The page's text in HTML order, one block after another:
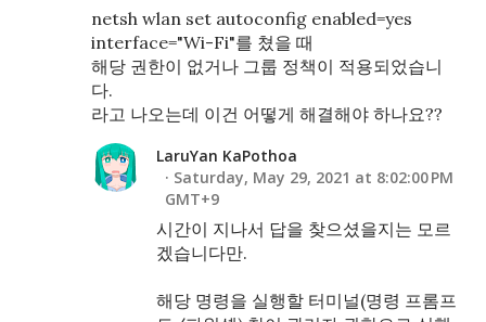
netsh wlan set autoconfig enabled=yes
interface="Wi-Fi"를 쳤을 때
해당 권한이 없거나 그룹 정책이 적용되었습니
다.
라고 나오는데 이건 어떻게 해결해야 하나요??
LaruYan KaPothoa
Saturday, May 29, 2021 at 8:02:00 PM
GMT+9
시간이 지나서 답을 찾으셨을지는 모르
겠습니다만.
해당 명령을 실행할 터미널(명령 프롬프